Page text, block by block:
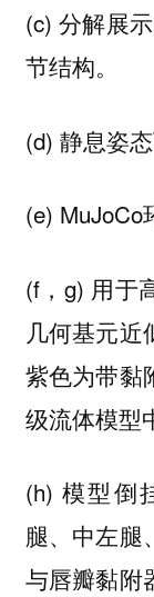
(c) 分解展
节结构。
(d) 静息姿
(e) MuJoCo
(f，g) 用于
几何基元
紫色为带黏
级流体模型
(h) 模型倒
腿、中左腿
与唇瓣黏附